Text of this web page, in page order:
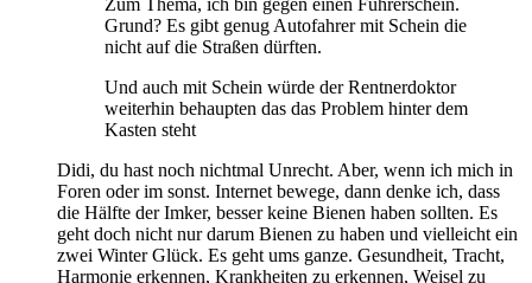
Grund? Es gibt genug Autofahrer mit Schein die
nicht auf die Straßen dürften.
Und auch mit Schein würde der Rentnerdoktor
weiterhin behaupten das das Problem hinter dem
Kasten steht
Didi, du hast noch nichtmal Unrecht. Aber, wenn ich mich in
Foren oder im sonst. Internet bewege, dann denke ich, dass
die Hälfte der Imker, besser keine Bienen haben sollten. Es
geht doch nicht nur darum Bienen zu haben und vielleicht ein
zwei Winter Glück. Es geht ums ganze. Gesundheit, Tracht,
Harmonie erkennen, Krankheiten zu erkennen, Weisel zu